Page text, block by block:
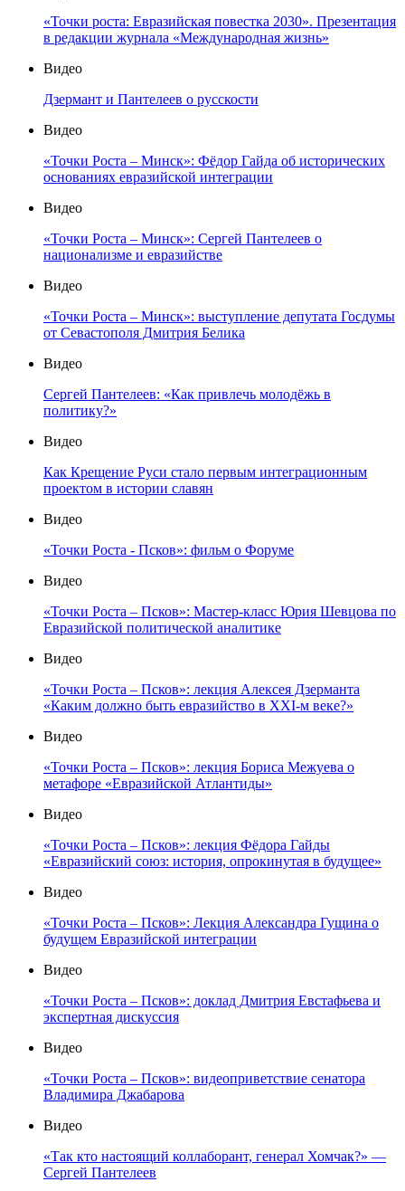
«Точки роста: Евразийская повестка 2030». Презентация
в редакции журнала «Международная жизнь»
Видео
Дзермант и Пантелеев о русскости
Видео
«Точки Роста – Минск»: Фёдор Гайда об исторических
основаниях евразийской интеграции
Видео
«Точки Роста – Минск»: Сергей Пантелеев о
национализме и евразийстве
Видео
«Точки Роста – Минск»: выступление депутата Госдумы
от Севастополя Дмитрия Белика
Видео
Сергей Пантелеев: «Как привлечь молодёжь в
политику?»
Видео
Как Крещение Руси стало первым интеграционным
проектом в истории славян
Видео
«Точки Роста - Псков»: фильм о Форуме
Видео
«Точки Роста – Псков»: Мастер-класс Юрия Шевцова по
Евразийской политической аналитике
Видео
«Точки Роста – Псков»: лекция Алексея Дзерманта
«Каким должно быть евразийство в XXI-м веке?»
Видео
«Точки Роста – Псков»: лекция Бориса Межуева о
метафоре «Евразийской Атлантиды»
Видео
«Точки Роста – Псков»: лекция Фёдора Гайды
«Евразийский союз: история, опрокинутая в будущее»
Видео
«Точки Роста – Псков»: Лекция Александра Гущина о
будущем Евразийской интеграции
Видео
«Точки Роста – Псков»: доклад Дмитрия Евстафьева и
экспертная дискуссия
Видео
«Точки Роста – Псков»: видеоприветствие сенатора
Владимира Джабарова
Видео
«Так кто настоящий коллаборант, генерал Хомчак?» —
Сергей Пантелеев